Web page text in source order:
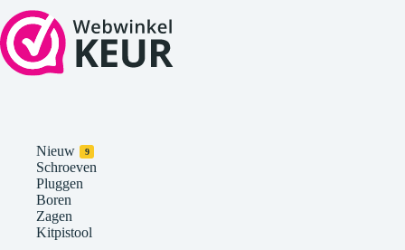
Nieuw 9
Schroeven
Pluggen
Boren
Zagen
Kitpistool